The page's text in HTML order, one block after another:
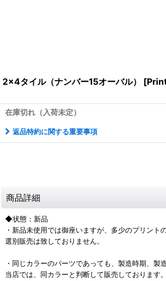
2x4タイル（ナンバー15オーバル） [
在庫切れ（入荷未定）
返品特約に関する重要事項
商品詳細
◆状態：新品
・新品未使用では御座いますが、多少のプリント
選別販売は致しておりません。
・同じカラーのパーツであっても、製造時期、製
当店では、同カラーと判断して販売しております。